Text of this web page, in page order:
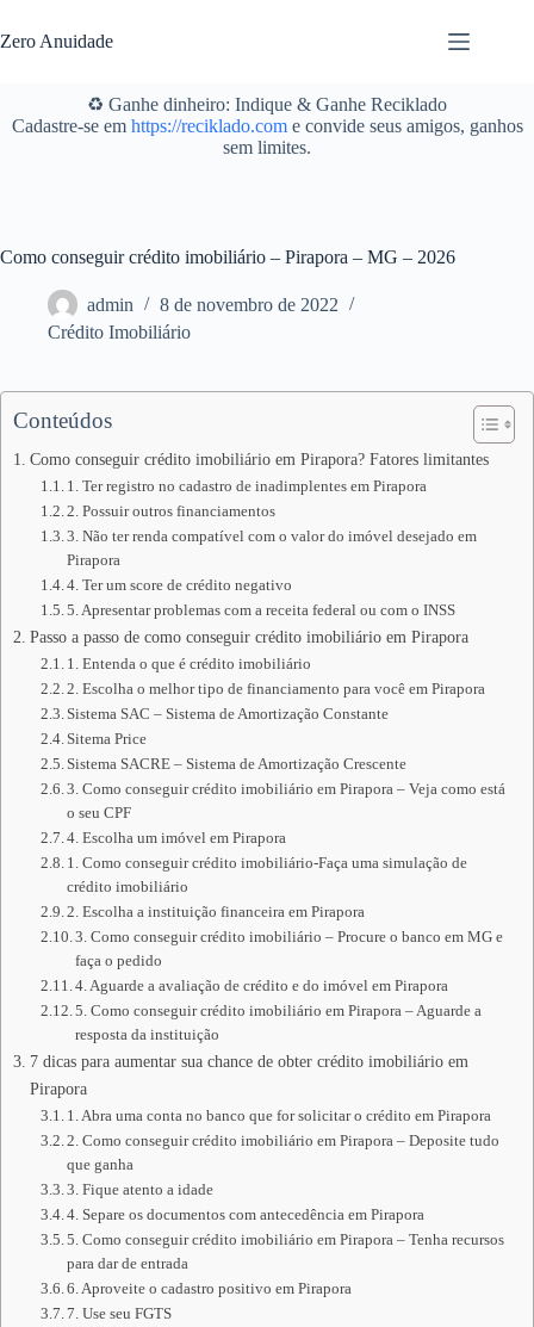
para
o
Zero Anuidade
♻️ Ganhe dinheiro: Indique & Ganhe Reciklado
Cadastre-se em https://reciklado.come convide seus amigos, ganhos
sem limites.
Como conseguir crédito imobiliário – Pirapora – MG – 2026
admin
8 de novembro de 2022
Crédito Imobiliário
Conteúdos
Como conseguir crédito imobiliário em Pirapora? Fatores limitantes
1. Ter registro no cadastro de inadimplentes em Pirapora
2. Possuir outros financiamentos
3. Não ter renda compatível com o valor do imóvel desejado em
Pirapora
4. Ter um score de crédito negativo
5. Apresentar problemas com a receita federal ou com o INSS
Passo a passo de como conseguir crédito imobiliário em Pirapora
1. Entenda o que é crédito imobiliário
2. Escolha o melhor tipo de financiamento para você em Pirapora
Sistema SAC – Sistema de Amortização Constante
Sitema Price
Sistema SACRE – Sistema de Amortização Crescente
3. Como conseguir crédito imobiliário em Pirapora – Veja como está
o seu CPF
4. Escolha um imóvel em Pirapora
1. Como conseguir crédito imobiliário-Faça uma simulação de
crédito imobiliário
2. Escolha a instituição financeira em Pirapora
3. Como conseguir crédito imobiliário – Procure o banco em MG e
faça o pedido
4. Aguarde a avaliação de crédito e do imóvel em Pirapora
5. Como conseguir crédito imobiliário em Pirapora – Aguarde a
resposta da instituição
7 dicas para aumentar sua chance de obter crédito imobiliário em
Pirapora
1. Abra uma conta no banco que for solicitar o crédito em Pirapora
2. Como conseguir crédito imobiliário em Pirapora – Deposite tudo
que ganha
3. Fique atento a idade
4. Separe os documentos com antecedência em Pirapora
5. Como conseguir crédito imobiliário em Pirapora – Tenha recursos
para dar de entrada
6. Aproveite o cadastro positivo em Pirapora
7. Use seu FGTS